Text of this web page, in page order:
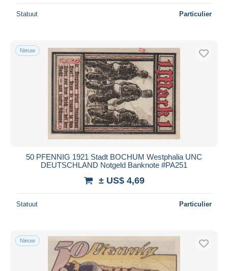
Statuut Particulier
Nieuw
50 PFENNIG 1921 Stadt BOCHUM Westphalia UNC
DEUTSCHLAND Notgeld Banknote #PA251
± US$ 4,69
Statuut Particulier
Nieuw